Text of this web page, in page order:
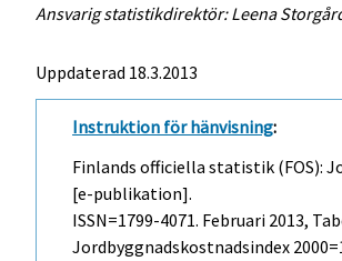
Ansvarig statistikdirektör: Leena
Uppdaterad 18.3.2013
Instruktion för hänvisning:
Finlands officiella statistik (FOS):
[e-publikation].
ISSN=1799-4071. Februari 2013,
Jordbyggnadskostnadsindex